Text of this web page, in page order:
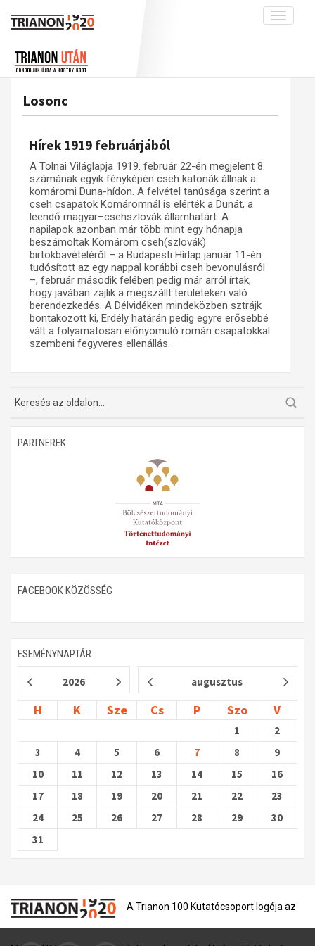
Toggle
A békerendszer megszilárdulása
Utókor és emlékezet
Galéria
Adatbázis
Emlékművek (feltöltés alatt)
Menekültek
Visszhang
Publikációk
Kapcsolat
Trianon-kommentár
Dokumentumok
A trianoni szerződés
Műhelymunkák
Losonc
Hírek 1919 februárjából
A Tolnai Világlapja 1919. február 22-én megjelent 8.
számának egyik fényképén cseh katonák állnak a
komáromi Duna-hídon. A felvétel tanúsága szerint a
cseh csapatok Komáromnál is elérték a Dunát, a
leendő magyar–csehszlovák államhatárt. A
napilapok azonban már több mint egy hónapja
beszámoltak Komárom cseh(szlovák)
birtokbavételéről – a Budapesti Hírlap január 11-én
tudósított az egy nappal korábbi cseh bevonulásról
–, február második felében pedig már arról írtak,
hogy javában zajlik a megszállt területeken való
berendezkedés. A Délvidéken mindeközben sztrájk
bontakozott ki, Erdély határán pedig egyre erősebbé
vált a folyamatosan előnyomuló román csapatokkal
szembeni fegyveres ellenállás.
PARTNEREK
FACEBOOK KÖZÖSSÉG
ESEMÉNYNAPTÁR
2026 augusztus
H K Sze Cs P Szo V
1
2
3
4 5 6 7 8
9
10
11 12 13 14 15
16
17
18 19 20 21 22
23
24
25 26 27 28 29
30
31
A Trianon 100 Kutatócsoport logója az